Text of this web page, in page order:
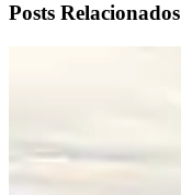
Posts Relacionados